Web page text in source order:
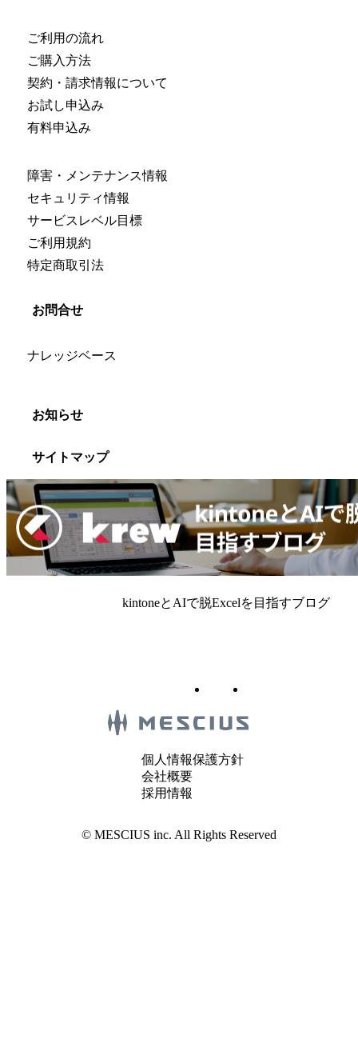
ご利用の流れ
ご購入方法
契約・請求情報について
お試し申込み
有料申込み
障害・メンテナンス情報
セキュリティ情報
サービスレベル目標
ご利用規約
特定商取引法
お問合せ
ナレッジベース
お知らせ
サイトマップ
kintoneとAIで脱Excelを目指すブログ
個人情報保護方針
会社概要
採用情報
© MESCIUS inc. All Rights Reserved